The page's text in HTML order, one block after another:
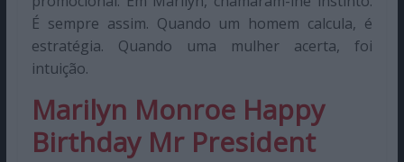
É sempre assim. Quando um homem calcula, é
estratégia. Quando uma mulher acerta, foi
intuição.
Marilyn Monroe Happy
Birthday Mr President